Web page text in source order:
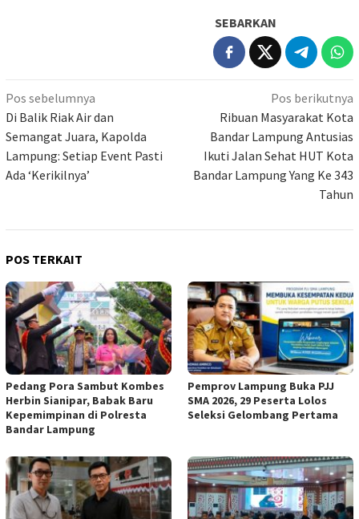
SEBARKAN
Navigasi
pos
Pos sebelumnya
Di Balik Riak Air dan
Semangat Juara, Kapolda
Lampung: Setiap Event Pasti
Ada ‘Kerikilnya’
Pos berikutnya
Ribuan Masyarakat Kota
Bandar Lampung Antusias
Ikuti Jalan Sehat HUT Kota
Bandar Lampung Yang Ke 343
Tahun
POS TERKAIT
Pedang Pora Sambut Kombes
Herbin Sianipar, Babak Baru
Kepemimpinan di Polresta
Bandar Lampung
Pemprov Lampung Buka PJJ
SMA 2026, 29 Peserta Lolos
Seleksi Gelombang Pertama